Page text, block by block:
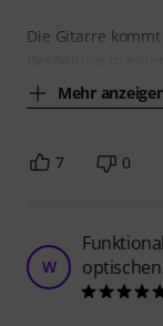
Die Gitarre
Mehr
7 0
W